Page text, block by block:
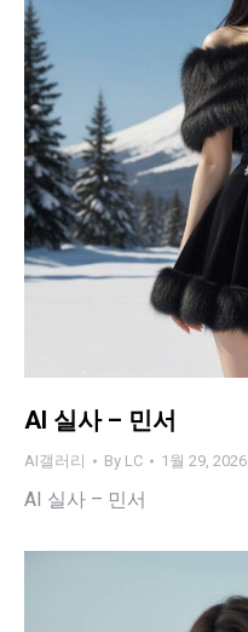
AI 실사 – 민서
AI갤러리 By LC 1월 29, 2026
AI 실사 – 민서